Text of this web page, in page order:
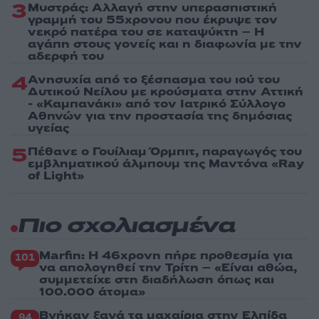
3Μυστράς: Αλλαγή στην υπερασπιστική
γραμμή του 55χρονου που έκρυψε τον
νεκρό πατέρα του σε καταψύκτη – Η
αγάπη στους γονείς και η διαφωνία με την
αδερφή του
4Ανησυχία από το ξέσπασμα του ιού του
Δυτικού Νείλου με κρούσματα στην Αττική
- «Καμπανάκι» από τον Ιατρικό Σύλλογο
Αθηνών για την προστασία της δημόσιας
υγείας
5Πέθανε ο Γουίλιαμ Όρμπιτ, παραγωγός του
εμβληματικού άλμπουμ της Μαντόνα «Ray
of Light»
Πιο σχολιασμένα
101 Marfin: Η 46χρονη πήρε προθεσμία για
να απολογηθεί την Τρίτη – «Είναι αθώα,
συμμετείχε στη διαδήλωση όπως και
100.000 άτομα»
Βγήκαν ξανά τα μαχαίρια στην Ελπίδα